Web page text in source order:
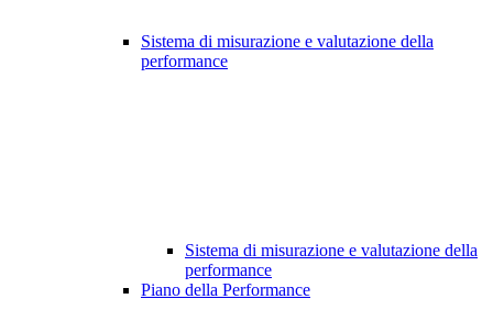
Sistema di misurazione e valutazione della
performance
Sistema di misurazione e valutazione della
performance
Piano della Performance